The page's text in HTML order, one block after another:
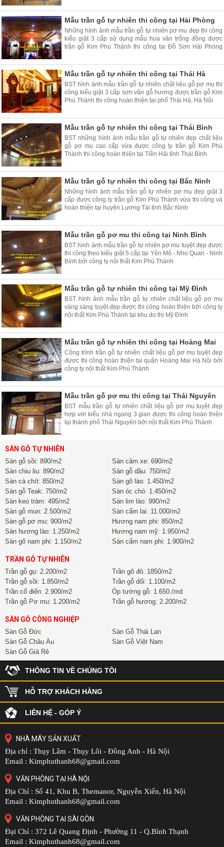
Mẫu trần gỗ tự nhiên thi công tại Hải Phòng
Những hình ảnh mẫu trần gỗ tự nhiên pơ mu đẹp thi công
kiểu giật 3 cấp sử dụng mẫu hoa văn trống đồng được
trần gỗ Kim Phú Thành thi công tại Đồ Sơn Hải Phòng
Mẫu trần gỗ tự nhiên thi công tại Thái Hà
BST hình ảnh mẫu trần gỗ tự nhiên chất liệu gỗ pơ mu thi
công kiểu giật 3 cấp sơn vân gỗ hương được trần gỗ Kim
Phú Thành thi công hoàn thiện tại phố Thái Hà, Hà Nôi
Mẫu trần gỗ tự nhiên thi công tại Thái Bình
BST những hình ảnh mẫu trần gỗ tự nhiên đẹp chất liệu
gỗ pơ mu cao cấp vừa được công ty trần gỗ Kim Phú
Thành thi công hoàn thiện tại Tiền Hải tỉnh Thái Bình
Mẫu trần gỗ tự nhiên thi công tại Bắc Ninh
Những hình ảnh mẫu trần gỗ tự nhiên pơ mu đẹp giật 3
cấp được công ty trần gỗ Kim Phú Thành vừa thi công và
hoàn thiện tại huyện Lương Tài tỉnh Bắc Ninh
Mẫu trần gỗ pơ mu thi công tại Ninh Bình
BST hình ảnh mẫu trần gỗ tự nhiên pơ mu tuyệt đẹp được
thi công theo kiểu giật 5 cấp tại Yên Mô - Nho Quan - Ninh
Bình bởi công ty nội thất Kim Phú Thành
Mẫu trần gỗ tự nhiên thi công tại Mỹ Đình
BST hình ảnh mẫu trần gỗ tự nhiên chất liệu gỗ pơ mu
vàng sáng tuyệt đẹp được thi công hoàn thiện bởi công ty
nội thất Kim Phú Thành tại khu đo thị Mỹ Đình
Mẫu trần gỗ tự nhiên thi công tại Hoàng Mai
Công trình trần gỗ tự nhiên chất liệu gỗ pơ mu tuyệt đẹp
được thi công hoàn thiện tại quận Hoàng Mai Hà Nội bởi
công ty nội thất Kim Phú Thành
Mẫu trần gỗ pơ mu thi công tại Thái Nguyên
BST mẫu trần gỗ tự nhiên chất liệu gỗ pơ mu tuyệt đẹp
hợp với kiểu nhà ngang 3 gian được thi công hoàn thiện
tại thành phố Thái Nguyên bởi nội thất Kim Phú Thành
SÀN GỖ TỰ NHIÊN
Sàn gỗ sồi: 890/m2
Sàn căm xe: 690/m2
Sàn chiu liu: 890/m2
Sàn gỗ dầu: 750/m2
Sàn cà chít: 850/m2
Sàn gõ lào: 1.450/m2
Sàn gỗ Teak: 750/m2
Sàn óc chó: 1.450/m2
Sàn keo tràm: 495/m2
Sàn lim lào: 990/m2
Sàn gỗ mun: 2.500/m2
Sàn cẩm lai: 11.000/m2
Sàn gỗ pơ mu: 900/m2
Hương nam phi: 850/m2
Sàn hương lào: 1.250/m2
Hương nam mỹ: 1.950/m2
Sàn gõ nam phi: 1.150/m2
Sàn cẩm nam phi: 1.900/m2
TRẦN GỖ TỰ NHIÊN
Trần gỗ gụ: 2.200/m2
Trần gõ đỏ: 1850/m2
Trần gỗ sồi: 1.850/m2
Trần gỗ dổi: 1.100/m2
Trần cổ điển: 2.900/m2
Ốp tường gỗ: 1.650./md
Trần gỗ Pơ mu: 1.200/m2
Trần gỗ hương: 2.200/m2
SÀN GỖ CÔNG NGHIỆP
Sàn Gỗ Đức
Sàn Gỗ Thái Lan
Sàn Gỗ Châu Âu
Sàn Gỗ Việt Nam
Sàn Gỗ Giá Rẻ
THÔNG TIN VỀ CHÚNG TÔI
HỖ TRỢ KHÁCH HÀNG
LIÊN HỆ - GÓP Ý
NHÀ MÁY SẢN XUẤT
Địa chỉ : Thụy Lâm - Thụy Lôi - Đông Anh - Hà Nội
Email : Kimphuthanh68@gmail.com
VĂN PHÒNG TẠI HÀ NỘI
Địa Chỉ : Số 41, Khu B, Themanor, Nguyễn Xiển, Hà Nội
Email : Kimphuthanh68@gmail.com
VĂN PHÒNG TẠI SÀI GÒN
Đại Chỉ : 372 Lê Quang Định - Phường 11 - Q.Bình Thạnh
Email : Kimphuthanh68@gmail.com